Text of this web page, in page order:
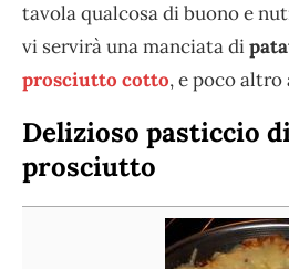
tavola qualcosa di buono e
vi servirà una manciata di
prosciutto cotto, e poco altro
Delizioso pasticcio
prosciutto